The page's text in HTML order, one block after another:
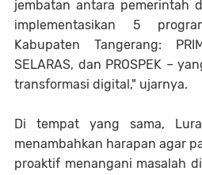
jembatan antara pemerintah
implementasikan 5
Kabupaten Tangerang:
SELARAS, dan PROSPEK –
transformasi digital," ujarnya.
Di tempat yang sama,
menambahkan harapan agar
proaktif menangani masalah